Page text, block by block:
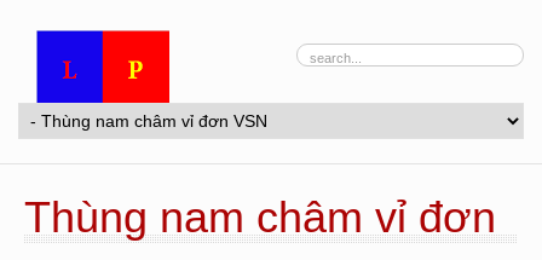
Thùng nam châm vỉ đơn